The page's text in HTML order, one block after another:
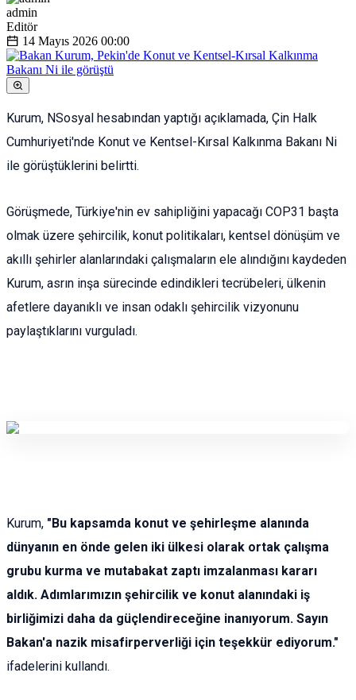
admin
Editör
14 Mayıs 2026 00:00
Kurum, NSosyal hesabından yaptığı açıklamada, Çin Halk
Cumhuriyeti'nde Konut ve Kentsel-Kırsal Kalkınma Bakanı Ni
ile görüştüklerini belirtti.
Görüşmede, Türkiye'nin ev sahipliğini yapacağı COP31 başta
olmak üzere şehircilik, konut politikaları, kentsel dönüşüm ve
akıllı şehirler alanlarındaki çalışmaların ele alındığını kaydeden
Kurum, asrın inşa sürecinde edindikleri tecrübeleri, ülkenin
afetlere dayanıklı ve insan odaklı şehircilik vizyonunu
paylaştıklarını vurguladı.
Kurum, "Bu kapsamda konut ve şehirleşme alanında
dünyanın en önde gelen iki ülkesi olarak ortak çalışma
grubu kurma ve mutabakat zaptı imzalanması kararı
aldık. Adımlarımızın şehircilik ve konut alanındaki iş
birliğimizi daha da güçlendireceğine inanıyorum. Sayın
Bakan'a nazik misafirperverliği için teşekkür ediyorum."
ifadelerini kullandı.